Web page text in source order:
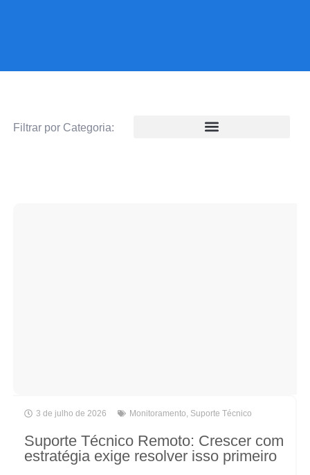
Filtrar por Categoria:
3 de julho de 2026 Monitoramento Suporte Técnico
Suporte Técnico Remoto: Crescer com
estratégia exige resolver isso primeiro